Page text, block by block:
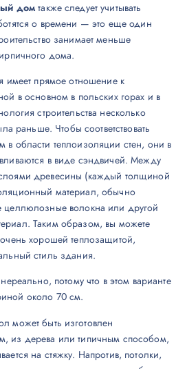
домтакже следует учитывать
о времени — это еще один
занимает меньше
дома.
имеет прямое отношение к
в основном в польских горах и в
строительства несколько
раньше. Чтобы соответствовать
в области теплоизоляции стен, они в
в виде сэндвичей. Между
древесины (каждый толщиной
материал, обычно
целлюлозные волокна или другой
Таким образом, вы можете
хорошей теплозащитой,
стиль здания.
потому что в этом варианте
около 70 см.
может быть изготовлен
из дерева или типичным способом,
на стяжку. Напротив, потолки,